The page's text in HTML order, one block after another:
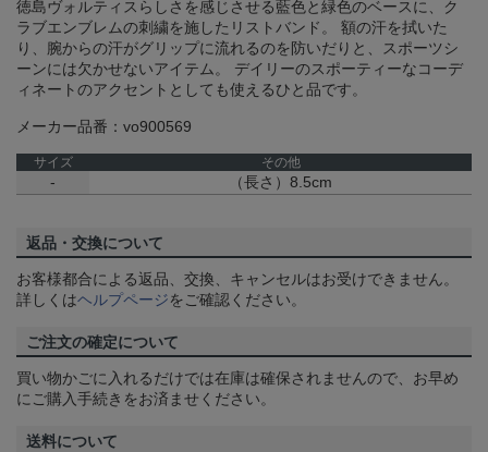
徳島ヴォルティスらしさを感じさせる藍色と緑色のベースに、ク
ラブエンブレムの刺繍を施したリストバンド。 額の汗を拭いた
り、腕からの汗がグリップに流れるのを防いだりと、スポーツシ
ーンには欠かせないアイテム。 デイリーのスポーティーなコーデ
ィネートのアクセントとしても使えるひと品です。
メーカー品番：vo900569
サイズ その他
- （長さ）8.5cm
返品・交換について
お客様都合による返品、交換、キャンセルはお受けできません。
詳しくはヘルプページをご確認ください。
ご注文の確定について
買い物かごに入れるだけでは在庫は確保されませんので、お早め
にご購入手続きをお済ませください。
送料について